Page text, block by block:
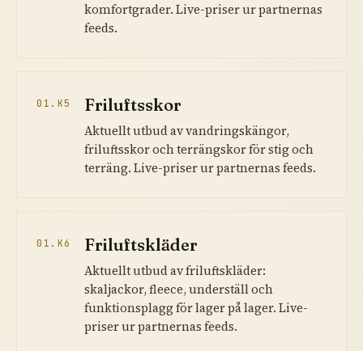
komfortgrader. Live-priser ur partnernas
feeds.
01.K5 Friluftsskor
Aktuellt utbud av vandringskängor,
friluftsskor och terrängskor för stig och
terräng. Live-priser ur partnernas feeds.
01.K6 Friluftskläder
Aktuellt utbud av friluftskläder:
skaljackor, fleece, underställ och
funktionsplagg för lager på lager. Live-
priser ur partnernas feeds.